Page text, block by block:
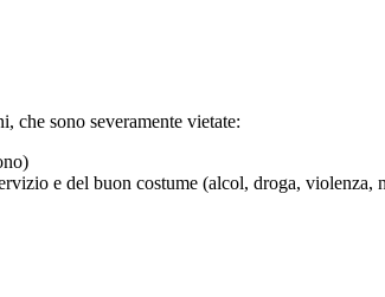
che sono severamente vietate:
e del buon costume (alcol, droga,